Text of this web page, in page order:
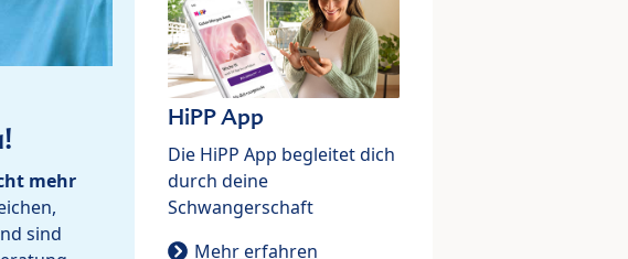
mehr
sind
HiPP App
Die HiPP App begleitet dich
durch deine
Schwangerschaft
Mehr erfahren